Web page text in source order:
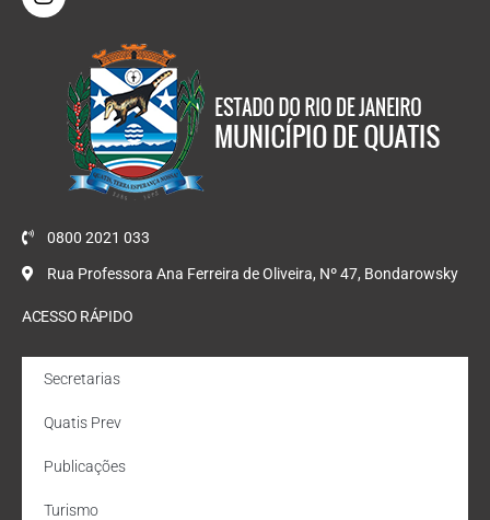
0800 2021 033
Rua Professora Ana Ferreira de Oliveira, Nº 47, Bondarowsky
ACESSO RÁPIDO
Secretarias
Quatis Prev
Publicações
Turismo